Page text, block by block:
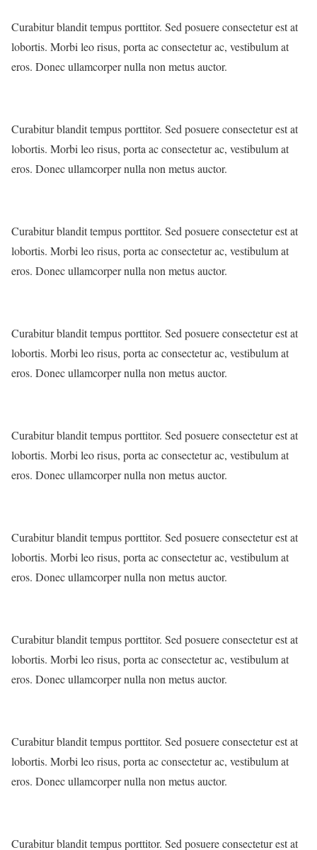
Curabitur blandit tempus porttitor. Sed posuere consectetur est at
lobortis. Morbi leo risus, porta ac consectetur ac, vestibulum at
eros. Donec ullamcorper nulla non metus auctor.
Curabitur blandit tempus porttitor. Sed posuere consectetur est at
lobortis. Morbi leo risus, porta ac consectetur ac, vestibulum at
eros. Donec ullamcorper nulla non metus auctor.
Curabitur blandit tempus porttitor. Sed posuere consectetur est at
lobortis. Morbi leo risus, porta ac consectetur ac, vestibulum at
eros. Donec ullamcorper nulla non metus auctor.
Curabitur blandit tempus porttitor. Sed posuere consectetur est at
lobortis. Morbi leo risus, porta ac consectetur ac, vestibulum at
eros. Donec ullamcorper nulla non metus auctor.
Curabitur blandit tempus porttitor. Sed posuere consectetur est at
lobortis. Morbi leo risus, porta ac consectetur ac, vestibulum at
eros. Donec ullamcorper nulla non metus auctor.
Curabitur blandit tempus porttitor. Sed posuere consectetur est at
lobortis. Morbi leo risus, porta ac consectetur ac, vestibulum at
eros. Donec ullamcorper nulla non metus auctor.
Curabitur blandit tempus porttitor. Sed posuere consectetur est at
lobortis. Morbi leo risus, porta ac consectetur ac, vestibulum at
eros. Donec ullamcorper nulla non metus auctor.
Curabitur blandit tempus porttitor. Sed posuere consectetur est at
lobortis. Morbi leo risus, porta ac consectetur ac, vestibulum at
eros. Donec ullamcorper nulla non metus auctor.
Curabitur blandit tempus porttitor. Sed posuere consectetur est at